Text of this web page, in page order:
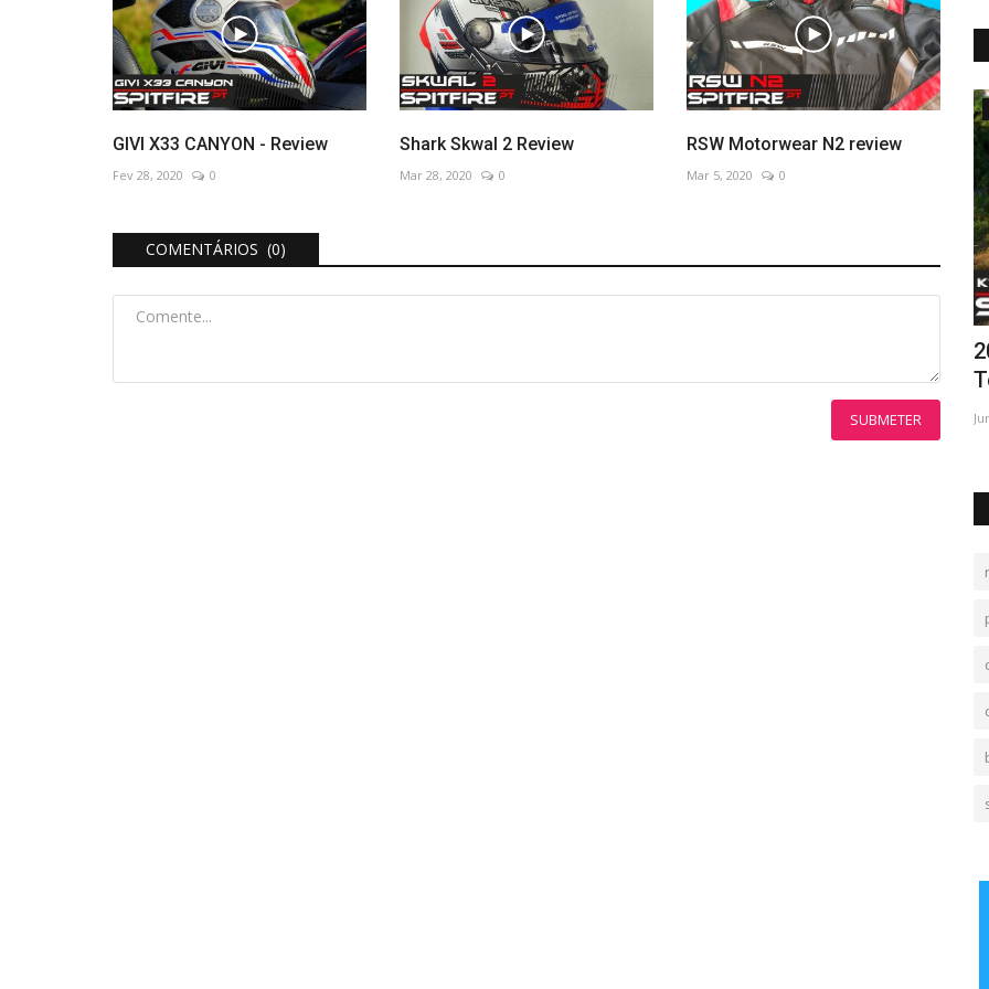
GIVI X33 CANYON - Review
Fev 28, 2020 0
Shark Skwal 2 Review
Mar 28, 2020 0
RSW Motorwear N2 review
Mar 5, 2020 0
COMENTÁRIOS (0)
SUBMETER
Capacetes review de Trail/Off-Road
TestRide